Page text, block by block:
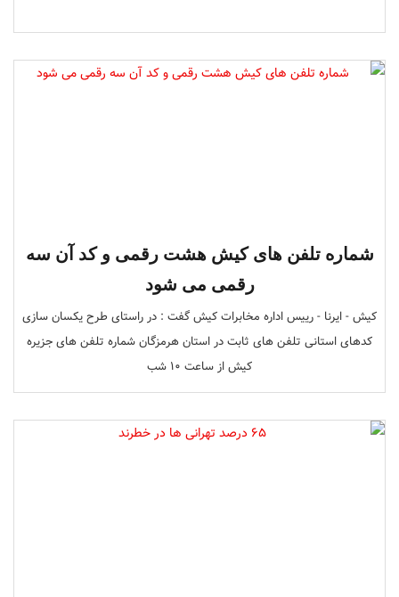
شماره تلفن های کیش هشت رقمی و کد آن سه
رقمی می شود
کیش - ایرنا - رییس اداره مخابرات کیش گفت : در راستای طرح یکسان سازی
کدهای استانی تلفن های ثابت در استان هرمزگان شماره تلفن های جزیره
کیش از ساعت 10 شب